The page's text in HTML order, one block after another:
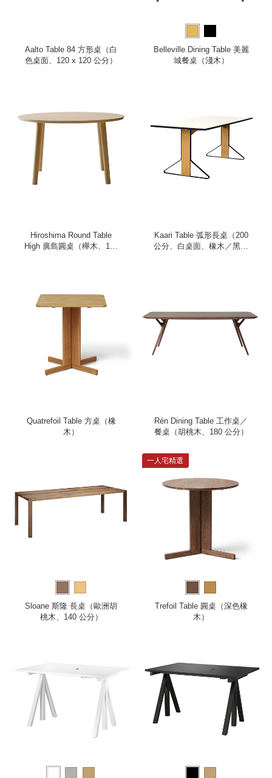
Aalto Table 84 方形桌（白
色桌面、120 x 120 公分）
Belleville Dining Table 美麗
城餐桌（淺木）
Hiroshima Round Table
High 廣島圓桌（櫸木、120
Kaari Table 弧形長桌（200
公分、白桌面、橡木／黑鋼
Quatrefoil Table 方桌（橡
木）
Rén Dining Table 工作桌／
餐桌（胡桃木、180 公分）
Sloane 斯隆 長桌（歐洲胡
桃木、140 公分）
一人宅精選
Trefoil Table 圓桌（深色橡
木）